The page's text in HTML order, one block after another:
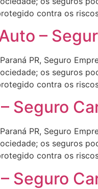
contra os
–
PR, Seguro
os seguros
contra os
Seguro
PR, Seguro
os seguros
contra os
Seguro